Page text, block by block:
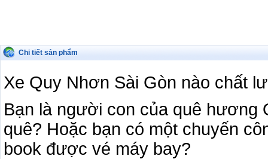
Chi tiết sản phẩm
Xe Quy Nhơn Sài Gòn nào chất
Bạn là người con của quê hương
quê? Hoặc bạn có một chuyến
book được vé máy bay?